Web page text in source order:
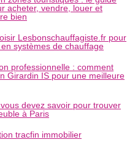
acheter, vendre, louer et
bien
Lesbonschauffagiste.fr pour
systèmes de chauffage
professionnelle : comment
Girardin IS pour une meilleure
devez savoir pour trouver
à Paris
tracfin immobilier